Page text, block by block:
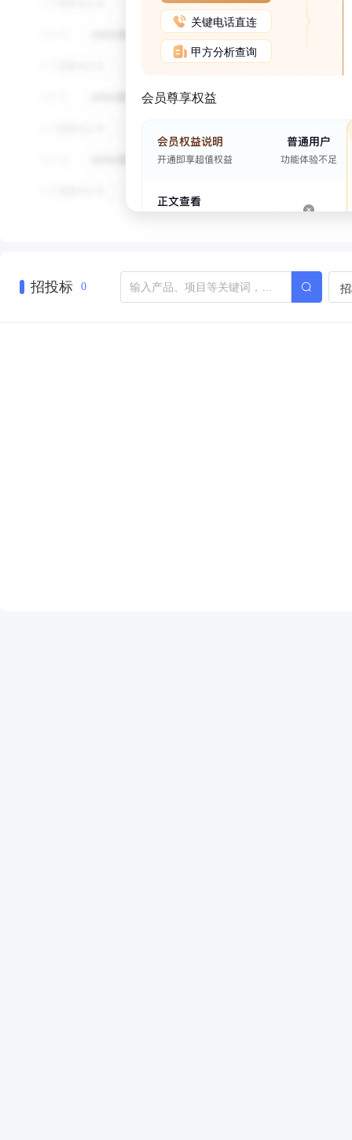
关键电话直连
甲方分析查询
会员尊享权益
招投标 0